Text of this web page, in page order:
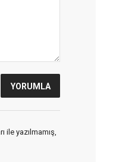
ile yazılmamış,